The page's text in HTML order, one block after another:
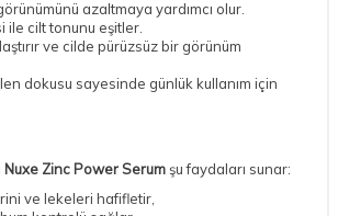
azaltmaya yardımcı olur.
ile cilt tonunu eşitler.
ve cilde pürüzsüz bir görünüm
dokusu sayesinde günlük kullanım için
Nuxe Zinc Power Serumşu faydaları sunar:
ve lekeleri hafifletir,